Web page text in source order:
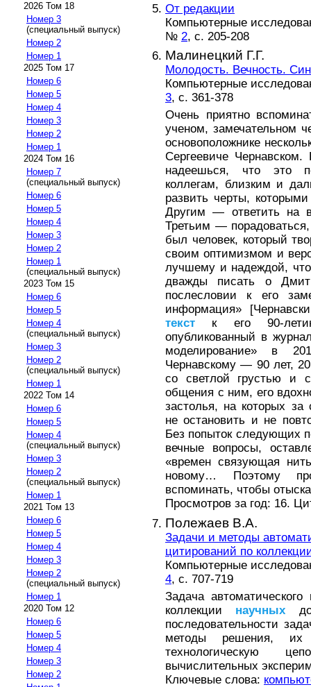
2026 Том 18
Номер 3
(специальный выпуск)
Номер 2
Номер 1
2025 Том 17
Номер 6
Номер 5
Номер 4
Номер 3
Номер 2
Номер 1
2024 Том 16
Номер 7
(специальный выпуск)
Номер 6
Номер 5
Номер 4
Номер 3
Номер 2
Номер 1
(специальный выпуск)
2023 Том 15
Номер 6
Номер 5
Номер 4
(специальный выпуск)
Номер 3
Номер 2
(специальный выпуск)
Номер 1
2022 Том 14
Номер 6
Номер 5
Номер 4
(специальный выпуск)
Номер 3
Номер 2
(специальный выпуск)
Номер 1
2021 Том 13
Номер 6
Номер 5
Номер 4
Номер 3
Номер 2
(специальный выпуск)
Номер 1
2020 Том 12
Номер 6
Номер 5
Номер 4
Номер 3
Номер 2
От редакции
Компьютерные
№ 2, с. 205-208
Малинецкий Г.Г.
Молодость. Вечность.
Компьютерные
3, с. 361-378
Очень приятно
ученом, замечательном
основоположнике
Сергеевиче Чернавском.
надеешься, что это
коллегам, близким и
развить черты,
Другим — ответить на
Третьим —
был человек, который
своим оптимизмом и
лучшему и надеждой,
дважды писать о
послесловии к его
информация»
текст к его 90-
опубликованный в
моделирование» в
Чернавскому — 90 лет,
со светлой грустью и
общения с ним, его
застолья, на которых
не остановить и не
Без попыток следующих
вечные вопросы,
«времен связующая
новому… Поэтому
вспоминать, чтобы
Просмотров за год: 16.
Полежаев В.А.
Задачи и методы
цитирований по
Компьютерные
4, с. 707-719
Задача
коллекции научных
последовательности
методы решения,
технологическую
вычислительных
Ключевые слова: